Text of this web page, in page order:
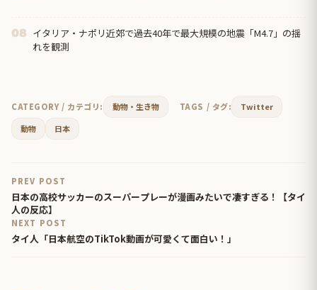
08 イタリア・ナポリ近郊で過去40年で最大規模の地震「M4.7」の揺
れを観測
CATEGORY / カテゴリ: 動物・生き物 TAGS / タグ:
Twitter
動物
日本
PREV POST
日本の高校サッカーのスーパープレーが漫画みたいで凄すぎる！【タイ
人の反応】
NEXT POST
タイ人「日本航空のTikTok動画が可愛くて面白い！」